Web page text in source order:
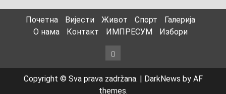
Почетна Вијести Живот Спорт
Галерија
О нама
Контакт ИМПРЕСУМ Избори
Избори
Copyright © Sva prava zadržana. DarkNews by AF
themes.